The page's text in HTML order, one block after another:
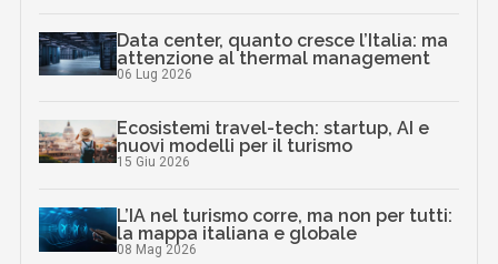
Data center, quanto cresce l’Italia: ma
attenzione al thermal management
06 Lug 2026
Ecosistemi travel-tech: startup, AI e
nuovi modelli per il turismo
15 Giu 2026
L’IA nel turismo corre, ma non per tutti:
la mappa italiana e globale
08 Mag 2026